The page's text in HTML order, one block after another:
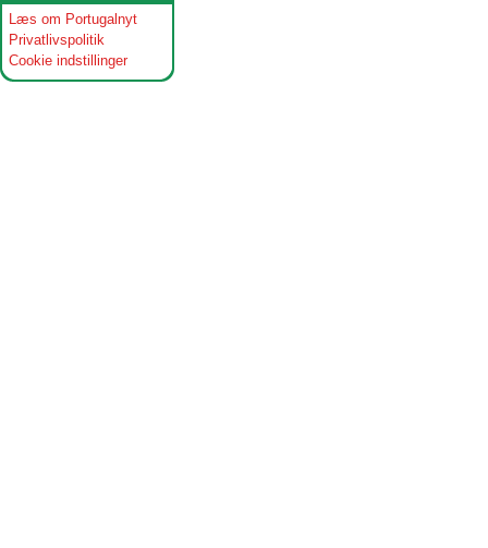
Læs om Portugalnyt
Privatlivspolitik
Cookie indstillinger